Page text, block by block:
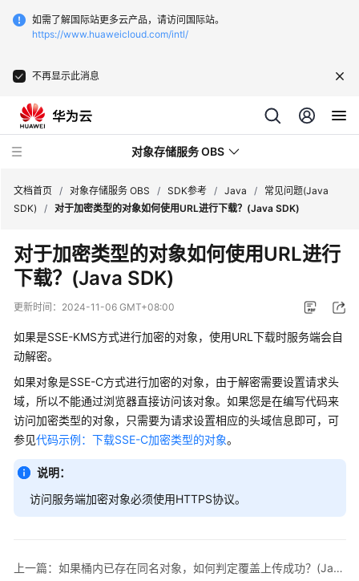
如需了解国际站更多云产品，请访问国际站。
https://www.huaweicloud.com/intl/
不再显示此消息
对象存储服务 OBS
最
新
动
服
务
公
告
产
品
介
绍
明
文档首页 / 对象存储服务 OBS / SDK参考 / Java /
常见问题(Java
SDK)
/ 对于加密类型的对象如何使用URL进行下载？(Java SDK)
对于加密类型的对象如何使用URL进行
下载？(Java SDK)
更新时间： 2024-11-06 GMT+08:00
如果是SSE-KMS方式进行加密的对象，使用URL下载时服务端会自
动解密。
如果对象是SSE-C方式进行加密的对象，由于解密需要设置请求头
域，所以不能通过浏览器直接访问该对象。如果您是在编写代码来
访问加密类型的对象，只需要为请求设置相应的头域信息即可，可
参见代码示例：下载SSE-C加密类型的对象。
说明：
访问服务端加密对象必须使用HTTPS协议。
上一篇：如果桶内已存在同名对象，如何判定覆盖上传成功？(Java SDK)